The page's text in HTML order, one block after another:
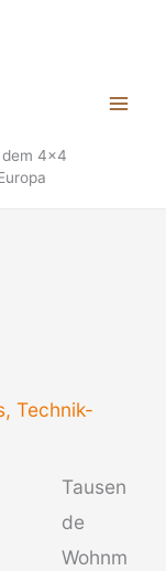
dem 4x4
, Technik-
Tausen
de
Wohnm